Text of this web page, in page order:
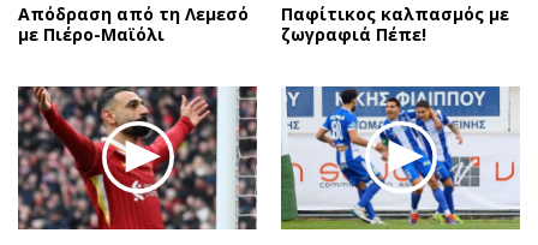
Παράξενα
Πολιτισμός
Σινεμά
Θέατρο-Χορός
Μουσική
Εικαστικά
Βιβλίο
Media
Εκπομπές
Wine routes
Podcasts
Uncut
Προσφορές
Προσωπικότητες στην ''Κ''
Απόδραση από τη Λεμεσό
με Πιέρο-Μαϊόλι
Παφίτικος καλπασμός με
ζωγραφιά Πέπε!